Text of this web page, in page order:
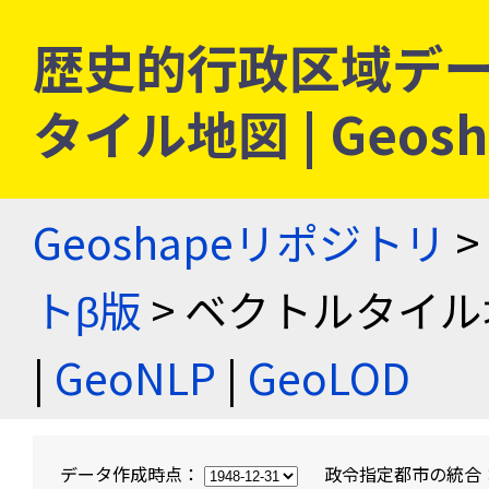
歴史的行政区域デ
タイル地図 |
Geoshapeリポジトリ >
トβ版 > ベクトルタイ
| GeoNLP | GeoLOD
データ作成時点： 政令指定都市の統